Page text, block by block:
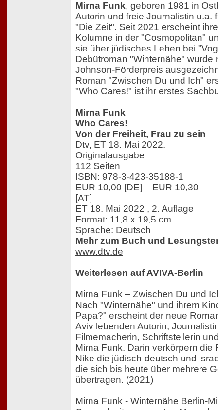
Mirna Funk, geboren 1981 in
Autorin und freie Journalistin u.a.
"Die Zeit". Seit 2021 erscheint
Kolumne in der "Cosmopolitan"
sie über jüdisches Leben bei
Debütroman "Winternähe" wurde
Johnson-Förderpreis
Roman "Zwischen Du und Ich"
"Who Cares!" ist ihr erstes
Mirna Funk
Who Cares!
Von der Freiheit, Frau zu sein
Dtv, ET 18. Mai 2022.
Originalausgabe
112 Seiten
ISBN: 978-3-423-35188-1
EUR 10,00 [DE] – EUR 10,30
[AT]
ET 18. Mai 2022 , 2. Auflage
Format: 11,8 x 19,5 cm
Sprache: Deutsch
Mehr zum Buch und
www.dtv.de
Weiterlesen auf AVIVA-Berlin
Mirna Funk – Zwischen Du und
Nach "Winternähe" und ihrem
Papa?" erscheint der neue
Aviv lebenden Autorin,
Filmemacherin, Schriftstellerin
Mirna Funk. Darin verkörpern die
Nike die jüdisch-deutsch und
die sich bis heute über mehrere
übertragen. (2021)
Mirna Funk - Winternähe Berlin-